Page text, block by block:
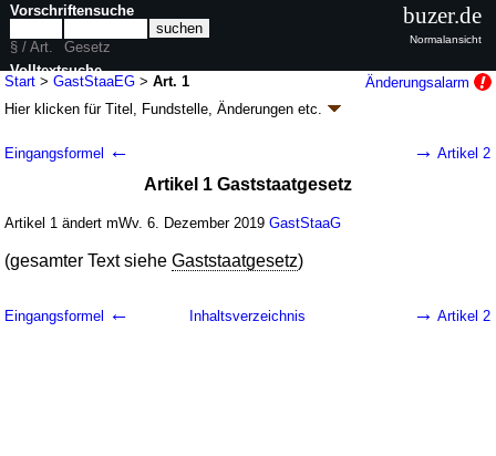
Start >GastStaaEG >Art. 1
Änderungsalarm
Hier klicken fürTitel, Fundstelle, Änderungen etc.
Drucksachen / Entwurf / Begründung
wird in 1 Vorschrift zitiert
Eingangsformel ← → Artikel 2
Artikel 1 Gaststaatgesetz
Artikel 1 ändert mWv. 6. Dezember 2019GastStaaG
(gesamter Text sieheGaststaatgesetz)
Eingangsformel ← Inhaltsverzeichnis → Artikel 2
Vorschriftensuche
§ / Art.
Gesetz
Volltextsuche
nur in GastStaaEG
buzer.de
Normalansicht